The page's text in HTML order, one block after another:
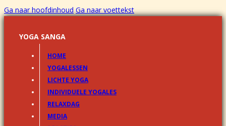
Ga naar hoofdinhoud Ga naar voettekst
YOGA SANGA
HOME
YOGALESSEN
LICHTE YOGA
INDIVIDUELE YOGALES
RELAXDAG
MEDIA